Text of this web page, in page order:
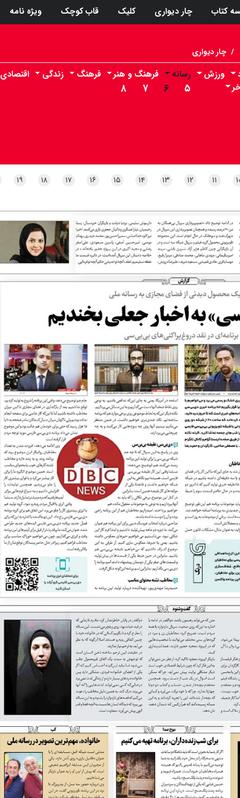
کتاب چار دیواری کلیک قاب کوچک ویژه نامه
/ چار دیواری
ورزش رسانه
۵ ۶ ۷ ۸
فرهنگ و هنر فرهنگ زندگی اقتصادی
۱۱ ۱۲ ۱۳ ۱۴ ۱۵ ۱۶ ۱۷ ۱۸ ۱۹